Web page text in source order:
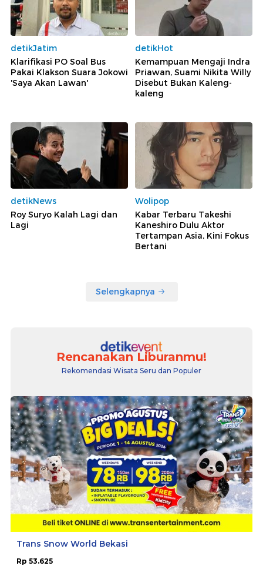
detikJatim
Klarifikasi PO Soal Bus
Pakai Klakson Suara Jokowi
'Saya Akan Lawan'
detikHot
Kemampuan Mengaji Indra
Priawan, Suami Nikita Willy
Disebut Bukan Kaleng-
kaleng
detikNews
Roy Suryo Kalah Lagi dan
Lagi
Wolipop
Kabar Terbaru Takeshi
Kaneshiro Dulu Aktor
Tertampan Asia, Kini Fokus
Bertani
Selengkapnya
Rencanakan Liburanmu!
Rekomendasi Wisata Seru dan Populer
Trans Snow World Bekasi
Rp 53.625